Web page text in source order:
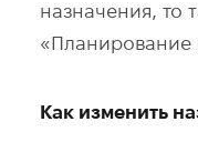
назначения, то
«Планирование
Как изменить